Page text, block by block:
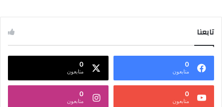
تابعنا
0
متابعون
0
متابعون
0
متابعون
0
متابعون